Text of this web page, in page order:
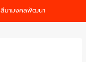
สีมามงคลพัฒนา